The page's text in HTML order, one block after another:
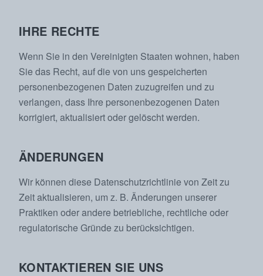
IHRE RECHTE
Wenn Sie in den Vereinigten Staaten wohnen, haben
Sie das Recht, auf die von uns gespeicherten
personenbezogenen Daten zuzugreifen und zu
verlangen, dass Ihre personenbezogenen Daten
korrigiert, aktualisiert oder gelöscht werden.
ÄNDERUNGEN
Wir können diese Datenschutzrichtlinie von Zeit zu
Zeit aktualisieren, um z. B. Änderungen unserer
Praktiken oder andere betriebliche, rechtliche oder
regulatorische Gründe zu berücksichtigen.
KONTAKTIEREN SIE UNS